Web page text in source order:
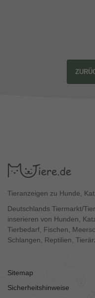
Tieranzeigen zu Hunde,
Deutschlands Tiermarkt/
inserieren von Hunden,
Tierbedarf, Fischen,
Schlangen, Reptilien,
Sitemap
Sicherheitshinweise